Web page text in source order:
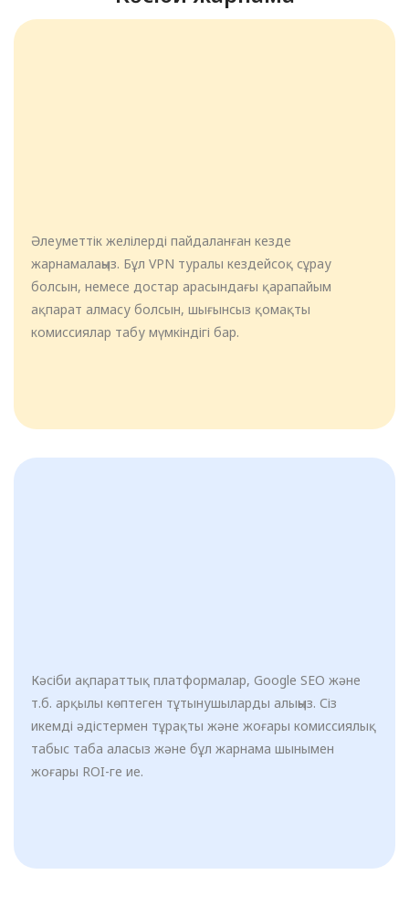
Әлеуметтік желілерді пайдаланған кезде
жарнамалаңыз. Бұл VPN туралы кездейсоқ сұрау
болсын, немесе достар арасындағы қарапайым
ақпарат алмасу болсын, шығынсыз қомақты
комиссиялар табу мүмкіндігі бар.
Кәсіби ақпараттық платформалар, Google SEO және
т.б. арқылы көптеген тұтынушыларды алыңыз. Сіз
икемді әдістермен тұрақты және жоғары комиссиялық
табыс таба аласыз және бұл жарнама шынымен
жоғары ROI-ге ие.